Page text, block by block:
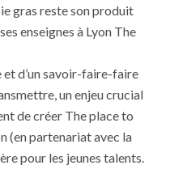
gras reste son produit
enseignes à Lyon The
et d’un savoir-faire-faire
un enjeu crucial
de créer The place to
(en partenariat avec la
pour les jeunes talents.